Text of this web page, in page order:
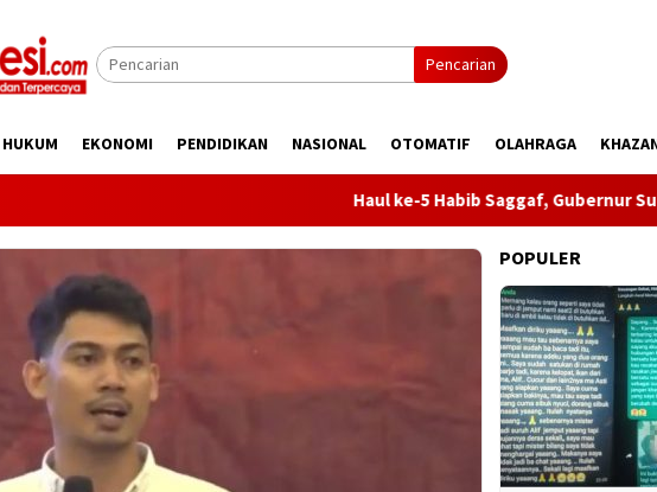
Pencarian
HUKUM EKONOMI PENDIDIKAN NASIONAL OTOMATIF OLAHRAGA
Haul ke-5 Habib Saggaf, Gubernur Sulteng:
POPULER